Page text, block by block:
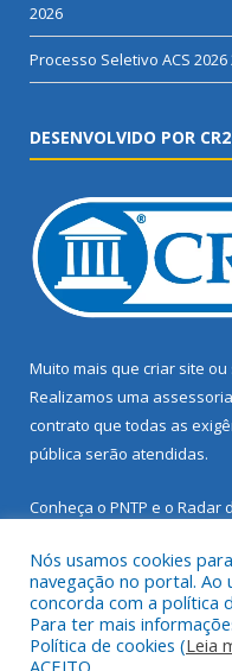
2026
Processo Seletivo ACS 2026
DESENVOLVIDO POR CR2
Muito mais que criar site ou
Realizamos uma assessoria
contrato que todas as
pública serão atendidas.
Conheça o PNTP e o Radar
Todos os direitos
Nós usamos cookies
navegação no portal. Ao
concorda com a política
Para ter mais
Política de cookies (Leia
ACEITO.